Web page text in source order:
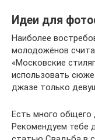
Идеи для
Наиболее
молодожёнов
«Московские
использовать
джазе только
Есть много общего
Рекомендуем тебе